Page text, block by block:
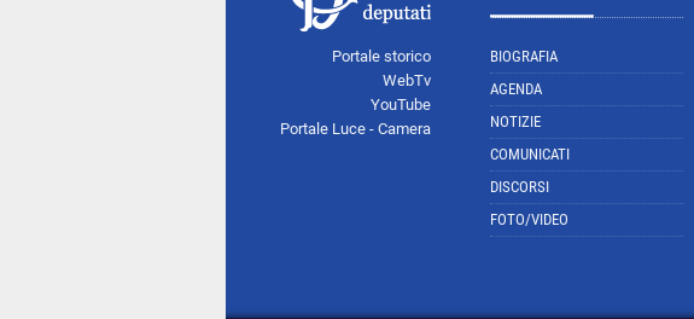
Portale storico
WebTv
YouTube
Portale Luce - Camera
BIOGRAFIA
AGENDA
NOTIZIE
COMUNICATI
DISCORSI
FOTO/VIDEO